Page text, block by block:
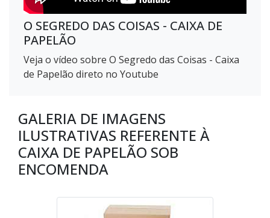
O SEGREDO DAS COISAS - CAIXA DE
PAPELÃO
Veja o vídeo sobre O Segredo das Coisas - Caixa
de Papelão direto no Youtube
GALERIA DE IMAGENS
ILUSTRATIVAS REFERENTE À
CAIXA DE PAPELÃO SOB
ENCOMENDA